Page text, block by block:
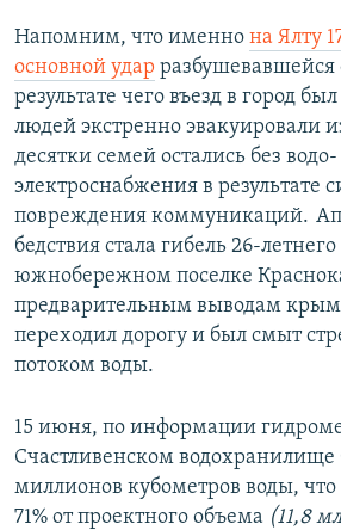
Напомним, что именно на Ялту
основной удар разбушевавшейся
результате чего въезд в город
людей экстренно эвакуировали
десятки семей остались без
электроснабжения в результате
повреждения коммуникаций.
бедствия стала гибель 26-
южнобережном поселке
предварительным выводам
переходил дорогу и был смыт
потоком воды.
15 июня, по информации
Счастливенском водохранилище
миллионов кубометров воды, что
71% от проектного объема (11,8